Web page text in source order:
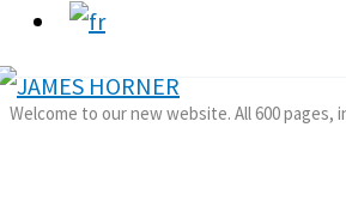
Welcome to our new website. All 600 pages,